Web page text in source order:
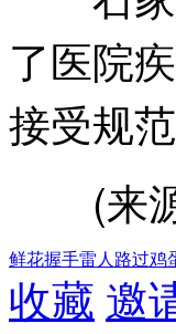
了医院
接受规
(来源
鲜花握手雷人 路过鸡
收藏 邀